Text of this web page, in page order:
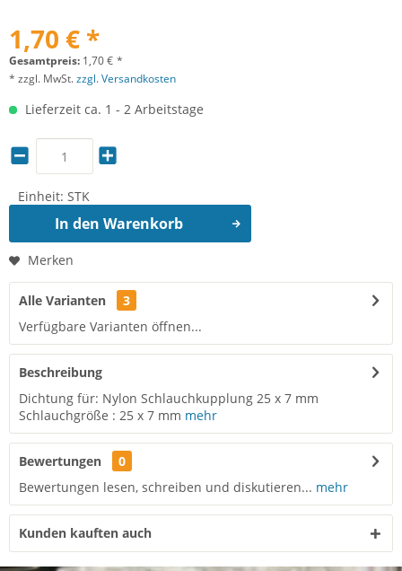
1,70 € *
Gesamtpreis: 1,70€ *
* zzgl. MwSt.zzgl. Versandkosten
Lieferzeit ca. 1 - 2 Arbeitstage
Einheit: STK
In den Warenkorb
Merken
Alle Varianten
3
Verfügbare Varianten öffnen...
Beschreibung
Dichtung für: Nylon Schlauchkupplung 25 x 7 mm
Schlauchgröße : 25 x 7 mm mehr
Bewertungen
0
Bewertungen lesen, schreiben und diskutieren... mehr
Kunden kauften auch